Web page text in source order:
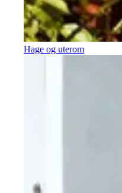
Hage og uterom